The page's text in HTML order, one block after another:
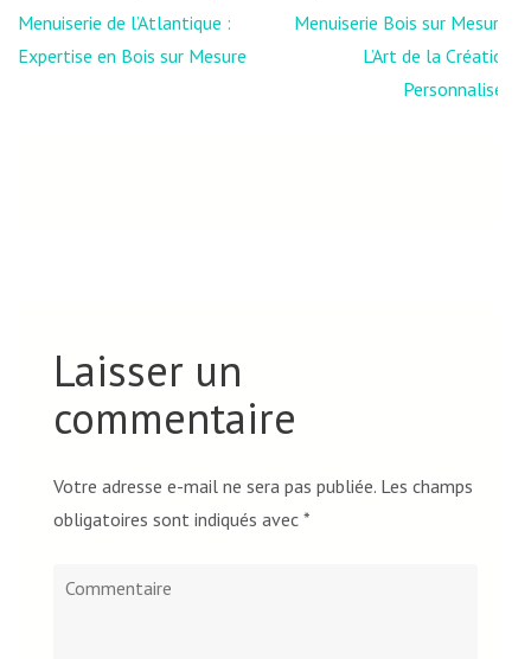
Navigation
de
Menuiserie de l’Atlantique :
Expertise en Bois sur Mesure
Menuiserie Bois sur Mesure:
L’Art de la Création
Personnalisée
Laisser un
commentaire
Votre adresse e-mail ne sera pas publiée. Les champs
obligatoires sont indiqués avec *
Commentaire